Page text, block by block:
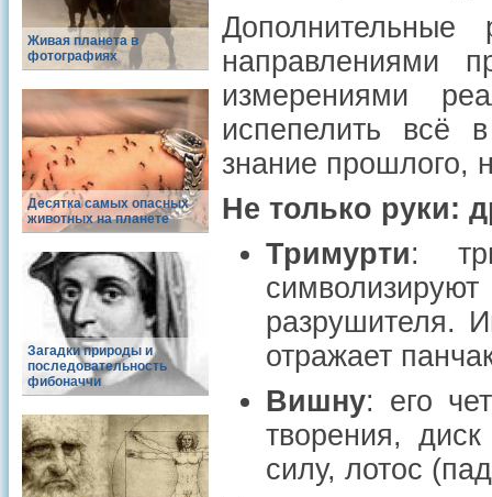
Живая планета в
фотографиях
Десятка самых опасных
животных на планете
Загадки природы и
последовательность
фибоначчи
направлениями
измерениями
испепелить всё
знание прошлого,
Не только руки:
Тримурти:
разрушителя.
отражает
Вишну: его
творения,
силу, лотос